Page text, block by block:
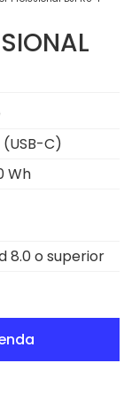
(USB-C)
Wh
8.0 o superior